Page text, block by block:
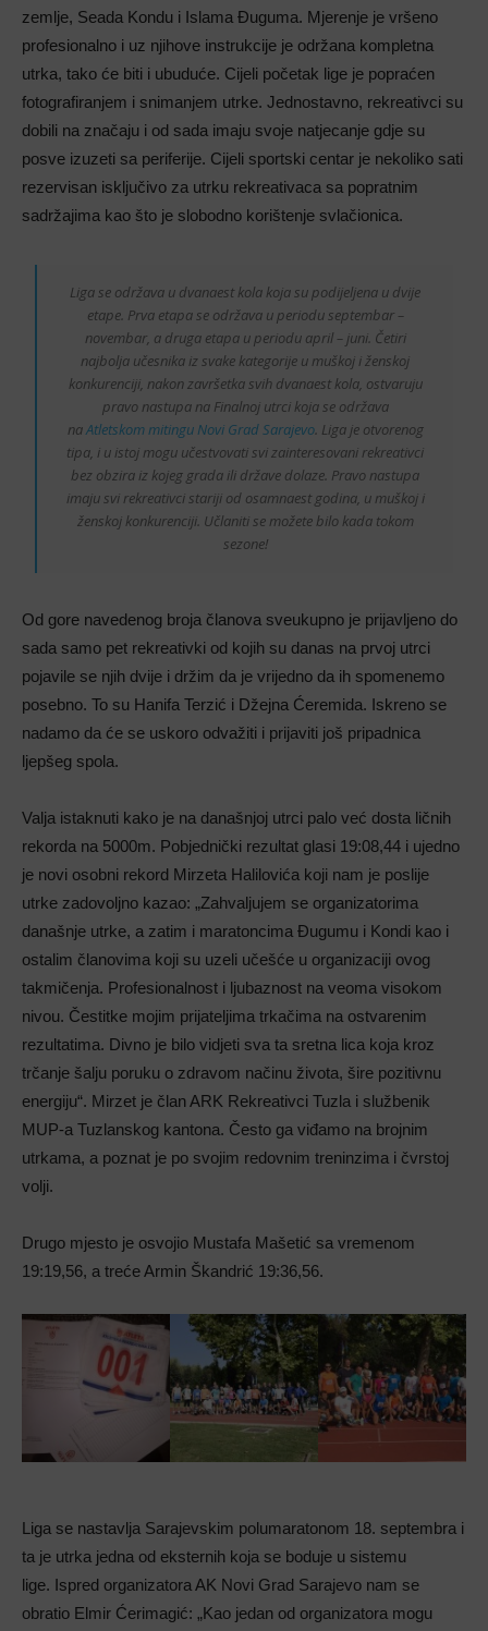
zemlje, Seada Kondu i Islama Đuguma. Mjerenje je vršeno
profesionalno i uz njihove instrukcije je održana kompletna
utrka, tako će biti i ubuduće. Cijeli početak lige je popraćen
fotografiranjem i snimanjem utrke. Jednostavno, rekreativci su
dobili na značaju i od sada imaju svoje natjecanje gdje su
posve izuzeti sa periferije. Cijeli sportski centar je nekoliko sati
rezervisan isključivo za utrku rekreativaca sa popratnim
sadržajima kao što je slobodno korištenje svlačionica.
Liga se održava u dvanaest kola koja su podijeljena u dvije
etape. Prva etapa se održava u periodu septembar –
novembar, a druga etapa u periodu april – juni. Četiri
najbolja učesnika iz svake kategorije u muškoj i ženskoj
konkurenciji, nakon završetka svih dvanaest kola, ostvaruju
pravo nastupa na Finalnoj utrci koja se održava
naAtletskom mitingu Novi Grad Sarajevo. Liga je otvorenog
tipa, i u istoj mogu učestvovati svi zainteresovani rekreativci
bez obzira iz kojeg grada ili države dolaze. Pravo nastupa
imaju svi rekreativci stariji od osamnaest godina, u muškoj i
ženskoj konkurenciji. Učlaniti se možete bilo kada tokom
sezone!
Od gore navedenog broja članova sveukupno je prijavljeno do
sada samo pet rekreativki od kojih su danas na prvoj utrci
pojavile se njih dvije i držim da je vrijedno da ih spomenemo
posebno. To su Hanifa Terzić i Džejna Ćeremida. Iskreno se
nadamo da će se uskoro odvažiti i prijaviti još pripadnica
ljepšeg spola.
Valja istaknuti kako je na današnjoj utrci palo već dosta ličnih
rekorda na 5000m. Pobjednički rezultat glasi 19:08,44 i ujedno
je novi osobni rekord Mirzeta Halilovića koji nam je poslije
utrke zadovoljno kazao: „Zahvaljujem se organizatorima
današnje utrke, a zatim i maratoncima Đugumu i Kondi kao i
ostalim članovima koji su uzeli učešće u organizaciji ovog
takmičenja. Profesionalnost i ljubaznost na veoma visokom
nivou. Čestitke mojim prijateljima trkačima na ostvarenim
rezultatima. Divno je bilo vidjeti sva ta sretna lica koja kroz
trčanje šalju poruku o zdravom načinu života, šire pozitivnu
energiju“. Mirzet je član ARK Rekreativci Tuzla i službenik
MUP-a Tuzlanskog kantona. Često ga viđamo na brojnim
utrkama, a poznat je po svojim redovnim treninzima i čvrstoj
volji.
Drugo mjesto je osvojio Mustafa Mašetić sa vremenom
19:19,56, a treće Armin Škandrić 19:36,56.
Liga se nastavlja Sarajevskim polumaratonom 18. septembra i
ta je utrka jedna od eksternih koja se boduje u sistemu
lige. Ispred organizatora AK Novi Grad Sarajevo nam se
obratio Elmir Ćerimagić: „Kao jedan od organizatora mogu